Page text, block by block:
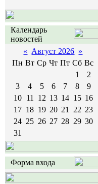
Календарь
новостей
« Август 2026 »
Пн Вт Ср Чт Пт Сб Вс
1
2
3
4 5 6 7 8
9
10 11 12 13 14 15 16
17 18 19 20 21 22 23
24 25 26 27 28 29 30
31
Форма входа